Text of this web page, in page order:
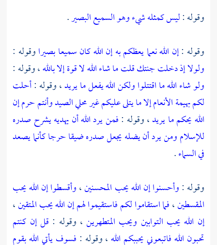
وقوله :ليس كمثله شيء وهو السميع البصير.
وقوله :إن الله نعما يعظكم به إن الله كان سميعا بصيراوقوله :
ولولا إذ دخلت جنتك قلت ما شاء الله لا قوة إلا بالله، وقوله :
ولو شاء الله ما اقتتلوا ولكن الله يفعل ما يريد، وقوله :أحلت
لكم بهيمة الأنعام إلا ما يتلى عليكم غير محلي الصيد وأنتم حرم إن
الله يحكم ما يريد، وقوله :فمن يرد الله أن يهديه يشرح صدره
للإسلام ومن يرد أن يضله يجعل صدره ضيقا حرجا كأنما يصعد
في السماء.
وقوله :وأحسنوا إن الله يحب المحسنين،وأقسطوا إن الله يحب
المقسطين،فما استقاموا لكم فاستقيموا لهم إن الله يحب المتقين،
إن الله يحب التوابين ويحب المتطهرين ، وقوله : قل إن كنتم
تحبون الله فاتبعوني يحببكم الله، وقوله : فسوف يأتي الله بقوم